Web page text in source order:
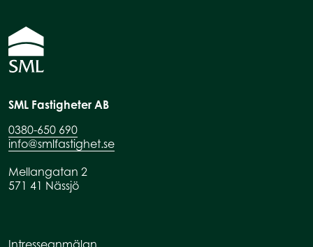
SML Fastigheter AB
0380-650 690
info@smlfastighet.se
Mellangatan 2
571 41 Nässjö
Intresseanmälan